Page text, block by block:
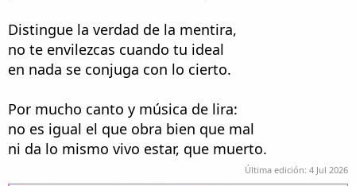
Distingue la verdad de la mentira,
no te envilezcas cuando tu ideal
en nada se conjuga con lo cierto.
Por mucho canto y música de lira:
no es igual el que obra bien que mal
ni da lo mismo vivo estar, que muerto.
Última edición: 4 Jul 2026